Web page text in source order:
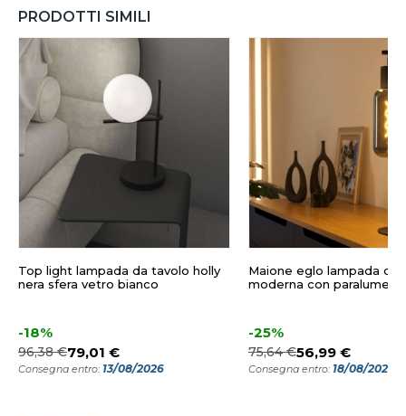
PRODOTTI SIMILI
Top light lampada da tavolo holly
nera sfera vetro bianco
-18%
96,38 €79,01 €
Consegna entro: 13/08/2026
Maione eglo lampada da
moderna con paralume
-25%
75,64 €56,99 €
Consegna entro: 18/08/2026